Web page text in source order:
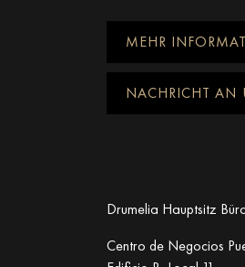
MEHR
NACHRICHT AN
Drumelia Hauptsitz
Centro de Negocios